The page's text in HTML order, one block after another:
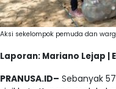
Aksi sekelompok pemuda dan
Laporan: Mariano Lejap |
PRANUSA.ID– Sebanyak